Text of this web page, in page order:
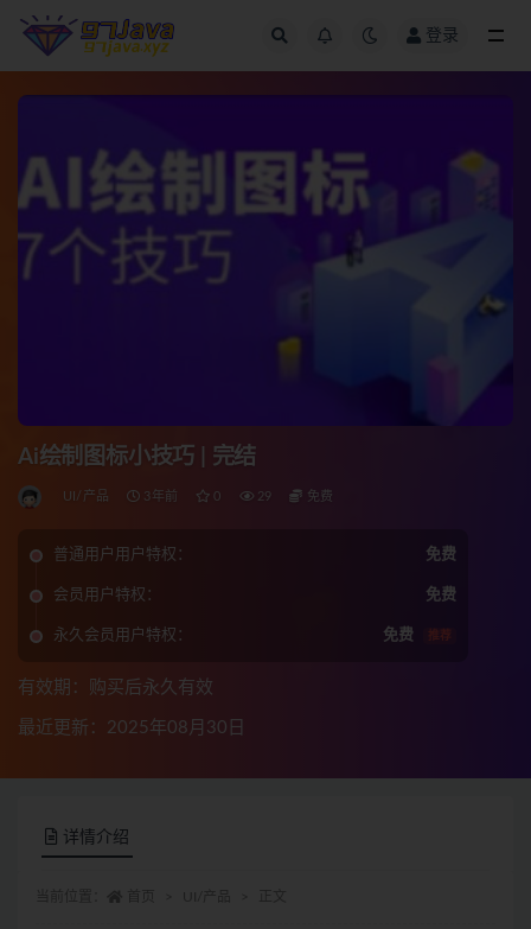
登录
Ai绘制图标小技巧 | 完结
UI/产品 3年前 0 29 免费
普通用户用户特权： 免费
会员用户特权： 免费
永久会员用户特权： 免费 推荐
有效期：购买后永久有效
最近更新：2025年08月30日
详情介绍